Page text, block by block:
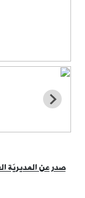
صدر عن المديريّة